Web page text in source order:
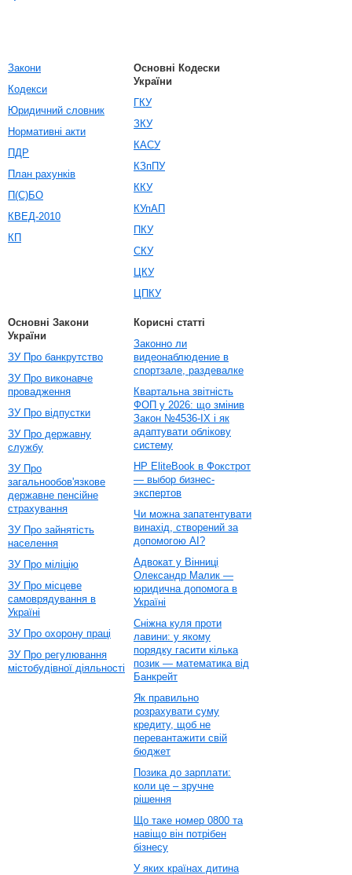
Закони
Кодекси
Юридичний словник
Нормативні акти
ПДР
План рахунків
П(С)БО
КВЕД-2010
КП
Основні Кодески
України
ГКУ
ЗКУ
КАСУ
КЗпПУ
ККУ
КУпАП
ПКУ
СКУ
ЦКУ
ЦПКУ
Основні Закони
України
ЗУ Про банкрутство
ЗУ Про виконавче
провадження
ЗУ Про відпустки
ЗУ Про державну
службу
ЗУ Про
загальнообов'язкове
державне пенсійне
страхування
ЗУ Про зайнятість
населення
ЗУ Про міліцію
ЗУ Про місцеве
самоврядування в
Україні
ЗУ Про охорону праці
ЗУ Про регулювання
містобудівної діяльності
Корисні статті
Законно ли
видеонаблюдение в
спортзале, раздевалке
Квартальна звітність
ФОП у 2026: що змінив
Закон №4536-IX і як
адаптувати облікову
систему
HP EliteBook в Фокстрот
— выбор бизнес-
экспертов
Чи можна запатентувати
винахід, створений за
допомогою AI?
Адвокат у Вінниці
Олександр Малик —
юридична допомога в
Україні
Сніжна куля проти
лавини: у якому
порядку гасити кілька
позик — математика від
Банкрейт
Як правильно
розрахувати суму
кредиту, щоб не
перевантажити свій
бюджет
Позика до зарплати:
коли це – зручне
рішення
Що таке номер 0800 та
навіщо він потрібен
бізнесу
У яких країнах дитина